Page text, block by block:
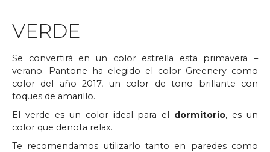
VERDE
Se convertirá en un color estrella esta primavera –
verano. Pantone ha elegido el color Greenery como
color del año 2017, un color de tono brillante con
toques de amarillo.
El verde es un color ideal para el dormitorio, es un
color que denota relax.
Te recomendamos utilizarlo tanto en paredes como